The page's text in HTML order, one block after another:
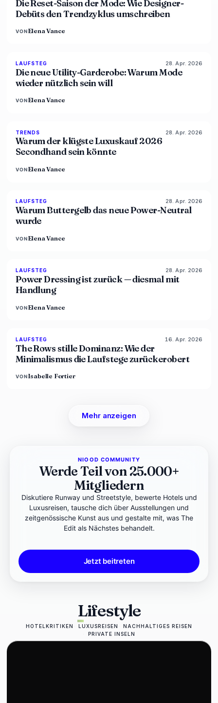
Die Reset-Saison der Mode: Wie Designer-
Debüts den Trendzyklus umschreiben
VONElena Vance
87% 47
LAUFSTEG 28. Apr. 2026
Die neue Utility-Garderobe: Warum Mode
wieder nützlich sein will
VONElena Vance
89% 49
TRENDS 28. Apr. 2026
Warum der klügste Luxuskauf 2026
Secondhand sein könnte
VONElena Vance
86% 86
LAUFSTEG 28. Apr. 2026
Warum Buttergelb das neue Power-Neutral
wurde
VONElena Vance
86% 61
LAUFSTEG 28. Apr. 2026
Power Dressing ist zurück — diesmal mit
Handlung
VONElena Vance
93% 67
LAUFSTEG 16. Apr. 2026
The Rows stille Dominanz: Wie der
Minimalismus die Laufstege zurückerobert
VONIsabelle Fortier
Mehr anzeigen
NIOOD COMMUNITY
Werde Teil von 25.000+
Mitgliedern
Diskutiere Runway und Streetstyle, bewerte Hotels und
Luxusreisen, tausche dich über Ausstellungen und
zeitgenössische Kunst aus und gestalte mit, was The
Edit als Nächstes behandelt.
Jetzt beitreten
Lifestyle
HOTELKRITIKEN LUXUSREISEN
NACHHALTIGES REISEN
PRIVATE INSELN